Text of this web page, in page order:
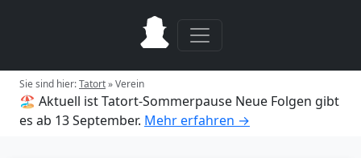
Sie sind hier:Tatort»Verein
🏖️ Aktuell ist Tatort-Sommerpause Neue Folgen gibt
es ab 13 September. Mehr erfahren →